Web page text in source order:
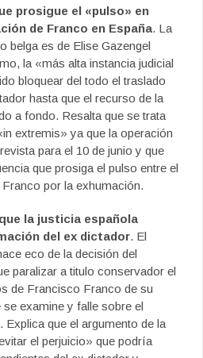
prosigue el «pulso» en
de Franco en España. La
belga es de Elise Gazengel
la «más alta instancia judicial
bloquear del todo el traslado
hasta que el recurso de la
a fondo. Resalta que se trata
extremis» ya que la operación
para el 10 de junio y que
que prosiga el pulso entre el
por la exhumación.
la justicia española
del ex dictador. El
eco de la decisión del
paralizar a titulo conservador el
de Francisco Franco de su
examine y falle sobre el
Explica que el argumento de la
el perjuicio» que podría